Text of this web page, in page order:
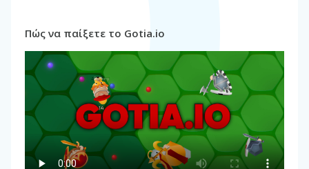
Πώς να παίξετε το Gotia.io